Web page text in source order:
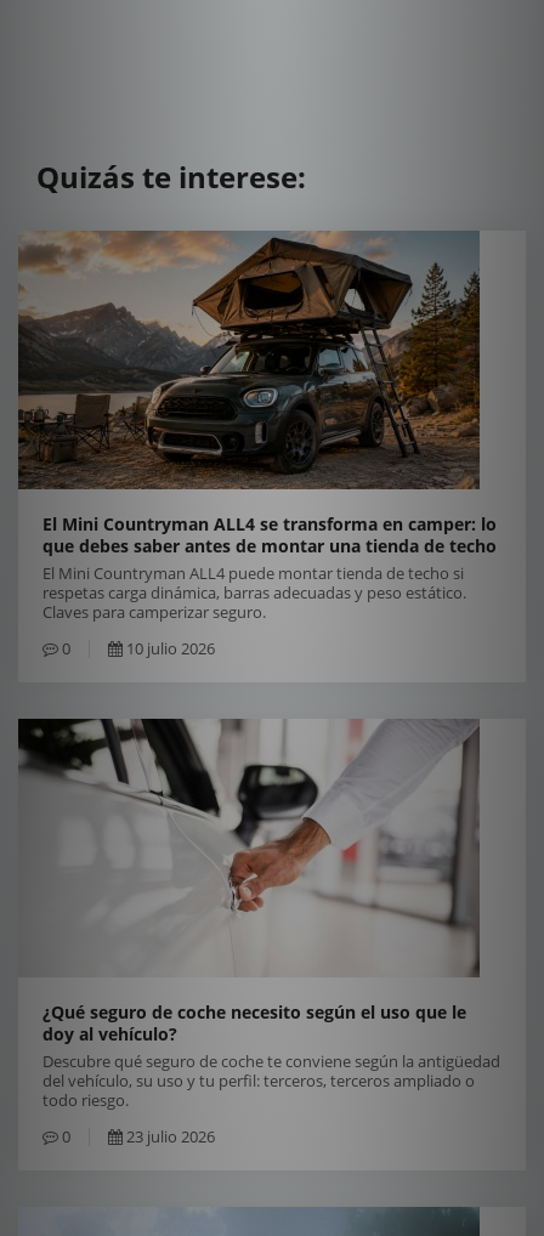
Quizás te interese:
El Mini Countryman ALL4 se transforma en camper: lo
que debes saber antes de montar una tienda de techo
El Mini Countryman ALL4 puede montar tienda de techo si
respetas carga dinámica, barras adecuadas y peso estático.
Claves para camperizar seguro.
0
10 julio 2026
¿Qué seguro de coche necesito según el uso que le
doy al vehículo?
Descubre qué seguro de coche te conviene según la antigüedad
del vehículo, su uso y tu perfil: terceros, terceros ampliado o
todo riesgo.
0
23 julio 2026